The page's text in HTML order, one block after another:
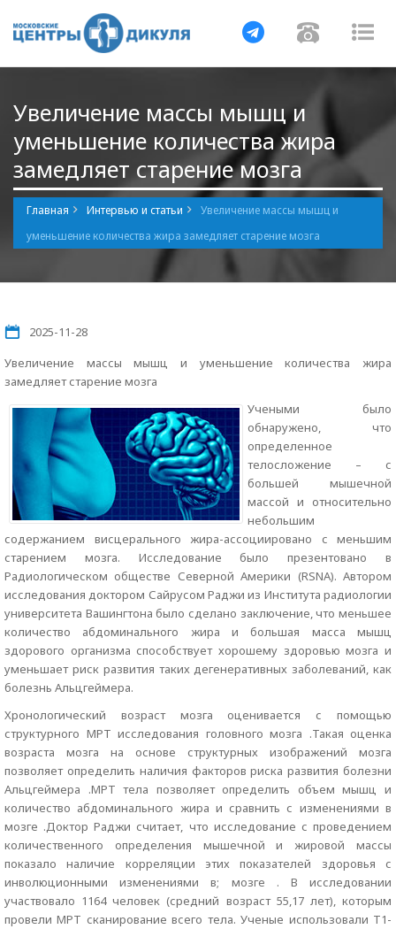
Навигация
Увеличение массы мышц и
уменьшение количества жира
замедляет старение мозга
Главная Интервью и статьи
Увеличение массы мышц и
уменьшение количества жира замедляет старение мозга
2025-11-28
Увеличение массы мышц и уменьшение количества жира
замедляет старение мозга
Учеными было
обнаружено, что
определенное
телосложение – с
большей мышечной
массой и относительно
небольшим
содержанием висцерального жира-ассоциировано с меньшим
старением мозга. Исследование было презентовано в
Радиологическом обществе Северной Америки (RSNA). Автором
исследования доктором Сайрусом Раджи из Института радиологии
университета Вашингтона было сделано заключение, что меньшее
количество абдоминального жира и большая масса мышц
здорового организма способствует хорошему здоровью мозга и
уменьшает риск развития таких дегенеративных заболеваний, как
болезнь Альцгеймера.
Хронологический возраст мозга оценивается с помощью
структурного МРТ исследования головного мозга .Такая оценка
возраста мозга на основе структурных изображений мозга
позволяет определить наличия факторов риска развития болезни
Альцгеймера .МРТ тела позволяет определить объем мышц и
количество абдоминального жира и сравнить с изменениями в
мозге .Доктор Раджи считает, что исследование с проведением
количественного определения мышечной и жировой массы
показало наличие корреляции этих показателей здоровья с
инволюционными изменениями в; мозге . В исследовании
участвовало 1164 человек (средний возраст 55,17 лет), которым
провели МРТ сканирование всего тела. Ученые использовали T1-